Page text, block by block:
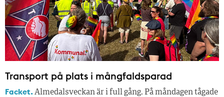
Transport på plats i mångfaldsparad
Facket.Almedalsveckan är i full gång. På måndagen tågade